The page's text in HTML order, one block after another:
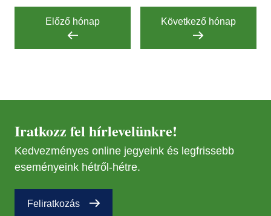
Előző hónap Következő hónap
Iratkozz fel hírlevelünkre!
Kedvezményes online jegyeink és legfrissebb
eseményeink hétről-hétre.
Feliratkozás